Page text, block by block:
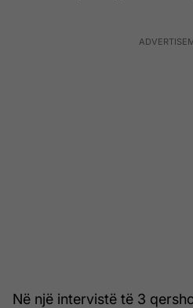
Në një intervistë të 3